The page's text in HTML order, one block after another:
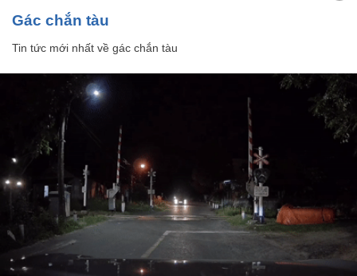
gác chắn tàu
Tin tức mới nhất về gác chắn tàu